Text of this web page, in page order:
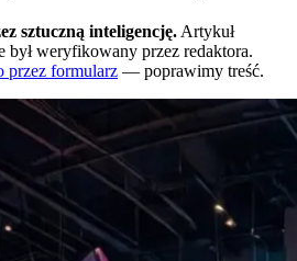
sztuczną inteligencję. Artykuł
był weryfikowany przez redaktora.
przez formularz — poprawimy treść.